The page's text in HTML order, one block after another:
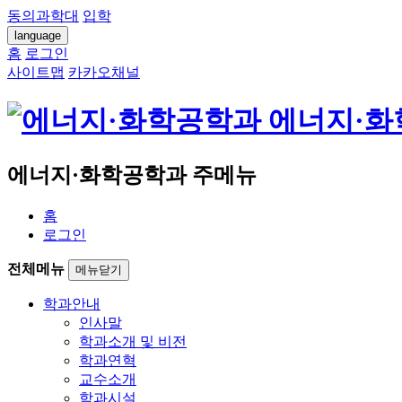
동의과학대 입학
language
홈 로그인
사이트맵 카카오채널
에너지·
에너지·화학공학과 주메뉴
홈
로그인
전체메뉴 메뉴닫기
학과안내
인사말
학과소개 및 비전
학과연혁
교수소개
학과시설